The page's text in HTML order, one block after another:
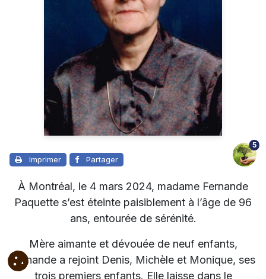
Imprimer Partager
5
À Montréal, le 4 mars 2024, madame Fernande
Paquette s’est éteinte paisiblement à l’âge de 96
ans, entourée de sérénité.
Mère aimante et dévouée de neuf enfants,
Fernande a rejoint Denis, Michèle et Monique, ses
trois premiers enfants. Elle laisse dans le